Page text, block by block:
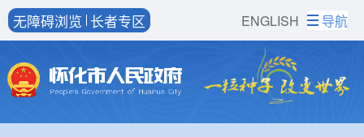
ENGLISH
无障碍浏览 长者专区 导航